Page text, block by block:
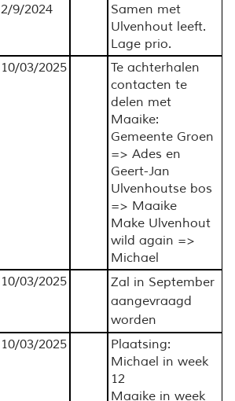
2/9/2024
Samen met
Ulvenhout leeft.
Lage prio.
10/03/2025
Te achterhalen
contacten te
delen met
Maaike:
Gemeente Groen
=> Ades en
Geert-Jan
Ulvenhoutse bos
=> Maaike
Make Ulvenhout
wild again =>
Michael
10/03/2025
Zal in September
aangevraagd
worden
10/03/2025
Plaatsing:
Michael in week
12
Maaike in week